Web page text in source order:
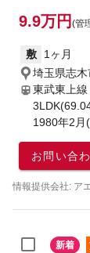
9.9万円 (管
敷 1ヶ月
埼玉県志木
東武東上
1980年2月
お問い合
情報提供会社: ア
新着